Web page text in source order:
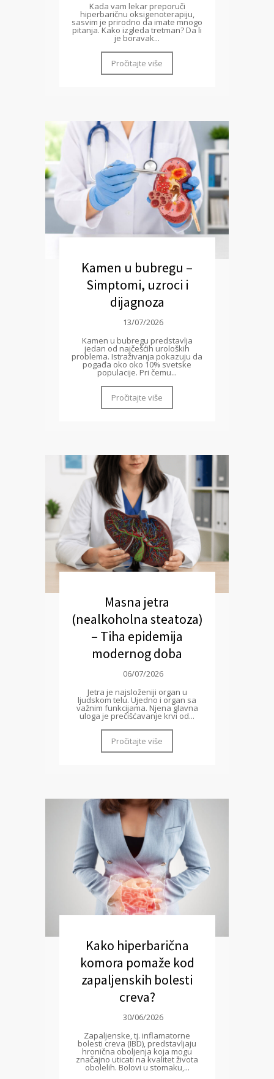
Kada vam lekar preporuči
hiperbaričnu oksigenoterapiju,
sasvim je prirodno da imate mnogo
pitanja. Kako izgleda tretman? Da li
je boravak...
Pročitajte više
Kamen u bubregu –
Simptomi, uzroci i
dijagnoza
13/07/2026
Kamen u bubregu predstavlja
jedan od najčešćih uroloških
problema. Istraživanja pokazuju da
pogađa oko oko 10% svetske
populacije. Pri čemu...
Pročitajte više
Masna jetra
(nealkoholna steatoza)
– Tiha epidemija
modernog doba
06/07/2026
Jetra je najsloženiji organ u
ljudskom telu. Ujedno i organ sa
važnim funkcijama. Njena glavna
uloga je prečišćavanje krvi od...
Pročitajte više
Kako hiperbarična
komora pomaže kod
zapaljenskih bolesti
creva?
30/06/2026
Zapaljenske, tj. inflamatorne
bolesti creva (IBD), predstavljaju
hronična oboljenja koja mogu
značajno uticati na kvalitet života
obolelih. Bolovi u stomaku,...